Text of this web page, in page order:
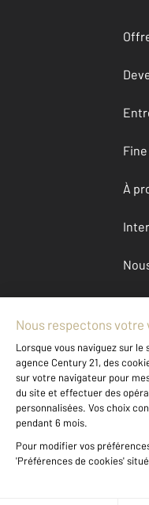
À
Mentions légales
Achat maison